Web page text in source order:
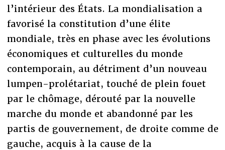
l’intérieur des États. La mondialisation a
favorisé la constitution d’une élite
mondiale, très en phase avec les évolutions
économiques et culturelles du monde
contemporain, au détriment d’un nouveau
lumpen-prolétariat, touché de plein fouet
par le chômage, dérouté par la nouvelle
marche du monde et abandonné par les
partis de gouvernement, de droite comme de
gauche, acquis à la cause de la